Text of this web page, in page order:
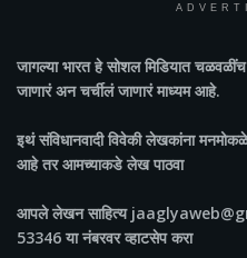
जागल्या भारतहे सोशल मिडियात चळवळींच
जाणारं अन चर्चीलं जाणारं माध्यम आहे.
इथं संविधानवादी विवेकी लेखकांना
आहे तर आमच्याकडे लेख पाठवा
आपले लेखन साहित्य
53346 या नंबरवर व्हाटसेप करा